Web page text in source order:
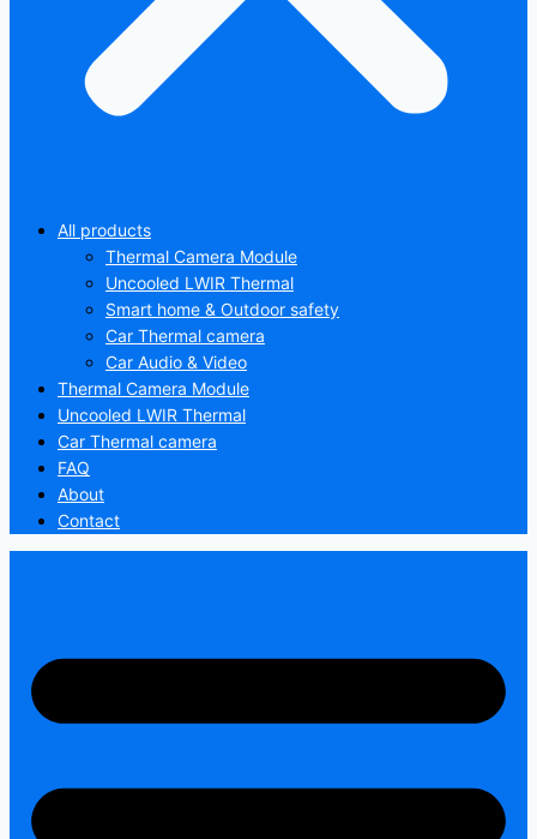
All products
Thermal Camera Module
Uncooled LWIR Thermal
Smart home & Outdoor safety
Car Thermal camera
Car Audio & Video
Thermal Camera Module
Uncooled LWIR Thermal
Car Thermal camera
FAQ
About
Contact